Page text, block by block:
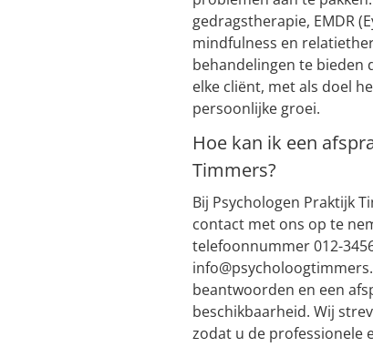
gedragstherapie, EMDR
mindfulness en
behandelingen te bieden
elke cliënt, met als doel
persoonlijke groei.
Hoe kan ik een
Timmers?
Bij Psychologen Praktijk
contact met ons op te
telefoonnummer 012-
beantwoorden en een
beschikbaarheid. Wij
zodat u de professionele